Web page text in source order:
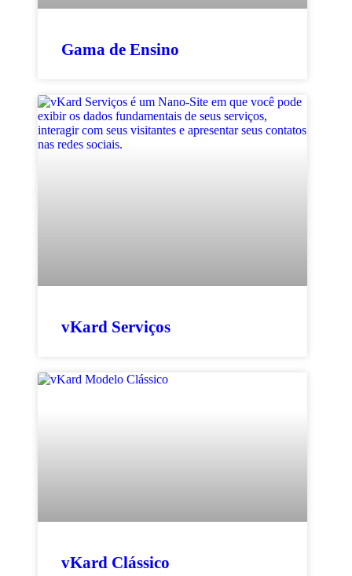
Gama de Ensino
vKard Serviços
vKard Clássico